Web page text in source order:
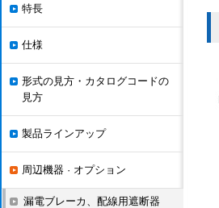
特長
仕様
形式の見方・カタログコードの
見方
製品ラインアップ
周辺機器 · オプション
漏電ブレーカ、配線用遮断器